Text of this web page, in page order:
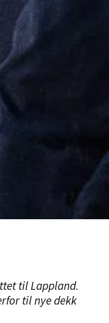
til Lappland.
til nye dekk